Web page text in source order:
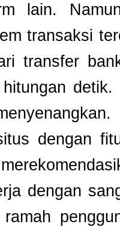
lain.
transaksi
transfer
dengan
dengan